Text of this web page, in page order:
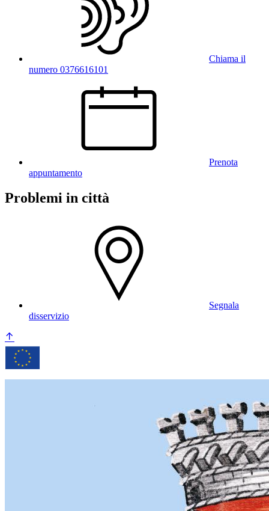
Chiama il
numero 0376616101
Prenota
appuntamento
Problemi in città
Segnala
disservizio